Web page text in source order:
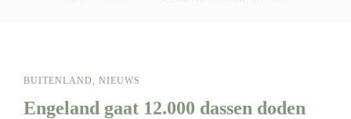
BUITENLAND, NIEUWS
Engeland gaat 12.000 dassen doden